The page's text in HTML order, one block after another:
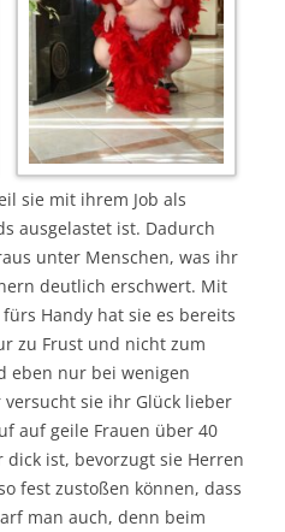
sie mit ihrem Job als
ausgelastet ist. Dadurch
unter Menschen, was ihr
deutlich erschwert. Mit
Handy hat sie es bereits
zu Frust und nicht zum
eben nur bei wenigen
sie ihr Glück lieber
auf geile Frauen über 40
ist, bevorzugt sie Herren
fest zustoßen können, dass
man auch, denn beim